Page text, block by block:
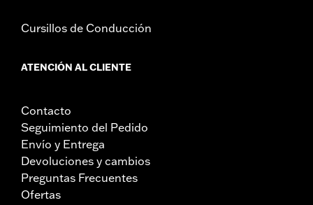
Cursillos de Conducción
ATENCIÓN AL CLIENTE
Contacto
Seguimiento del Pedido
Envío y Entrega
Devoluciones y cambios
Preguntas Frecuentes
Ofertas